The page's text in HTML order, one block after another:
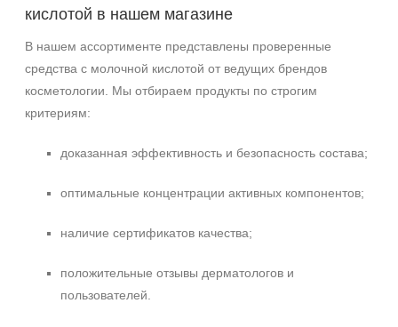
кислотой в нашем магазине
В нашем ассортименте представлены проверенные
средства с молочной кислотой от ведущих брендов
косметологии. Мы отбираем продукты по строгим
критериям:
доказанная эффективность и безопасность состава;
оптимальные концентрации активных компонентов;
наличие сертификатов качества;
положительные отзывы дерматологов и
пользователей.